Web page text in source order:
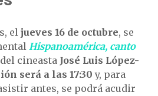
el jueves 16 de octubre, se
Hispanoamérica, canto
cineasta José Luis López-
será a las 17:30 y, para
antes, se podrá acudir